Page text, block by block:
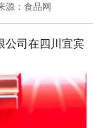
：食品网
司在四川宜宾